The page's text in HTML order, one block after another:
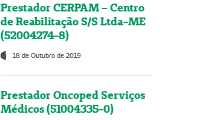
Prestador CERPAM – Centro
de Reabilitação S/S Ltda-ME
(52004274-8)
18 de Outubro de 2019
Prestador Oncoped Serviços
Médicos (51004335-0)